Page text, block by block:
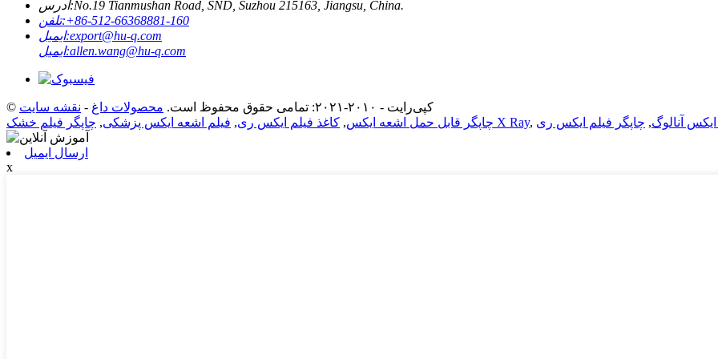
آدرس:No.19 Tianmushan Road, SND, Suzhou 215163, Jiangsu, China.
تلفن:‎+86-512-66368881-160‎
ایمیل:export@hu-q.com
ایمیل:allen.wang@hu-q.com
© کپی‌رایت - ۲۰۱۰-۲۰۲۱: تمامی حقوق محفوظ است. محصولات داغ - نقشه سایت
چاپگر قابل حمل اشعه ایکس, کاغذ فیلم ایکس ری, فیلم اشعه ایکس پزشکی, چاپگر فیلم خشک X Ray, آنالوگ, چاپگر فیلم ایکس ری
ارسال ایمیل
x